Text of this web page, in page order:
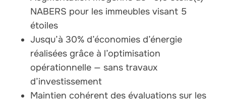
NABERS pour les immeubles visant 5
étoiles
Jusqu’à 30% d’économies d’énergie
réalisées grâce à l’optimisation
opérationnelle — sans travaux
d’investissement
Maintien cohérent des évaluations sur les